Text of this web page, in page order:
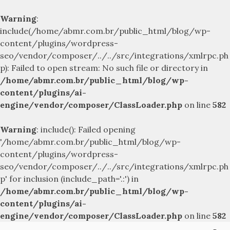
Warning:
include(/home/abmr.com.br/public_html/blog/wp-
content/plugins/wordpress-
seo/vendor/composer/../../src/integrations/xmlrpc.ph
p): Failed to open stream: No such file or directory in
/home/abmr.com.br/public_html/blog/wp-
content/plugins/ai-
engine/vendor/composer/ClassLoader.php on line 582
Warning: include(): Failed opening
'/home/abmr.com.br/public_html/blog/wp-
content/plugins/wordpress-
seo/vendor/composer/../../src/integrations/xmlrpc.ph
p' for inclusion (include_path='.:') in
/home/abmr.com.br/public_html/blog/wp-
content/plugins/ai-
engine/vendor/composer/ClassLoader.php on line 582